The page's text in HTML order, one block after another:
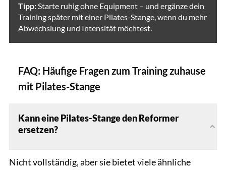
Tipp: Starte ruhig ohne Equipment – und ergänze dein
Training später mit einer Pilates-Stange, wenn du mehr
Abwechslung und Intensität möchtest.
FAQ: Häufige Fragen zum Training zuhause
mit Pilates-Stange
Kann eine Pilates-Stange den Reformer
ersetzen?
Nicht vollständig, aber sie bietet viele ähnliche